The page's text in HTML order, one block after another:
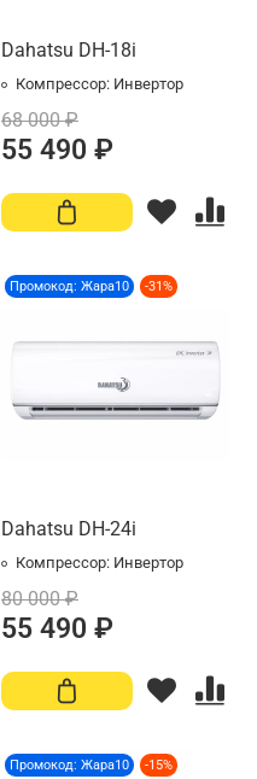
Dahatsu DH-18i
Компрессор: Инвертор
68 000 ₽
55 490 ₽
Промокод: Жара10 -31%
Dahatsu DH-24i
Компрессор: Инвертор
80 000 ₽
55 490 ₽
Промокод: Жара10 -15%